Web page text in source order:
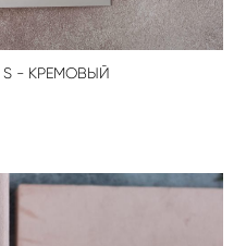
S - КРЕМОВЫЙ